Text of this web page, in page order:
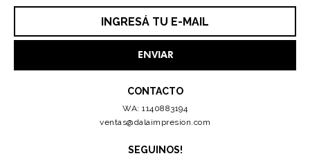
CONTACTO
WA: 1140883194
ventas@dalaimpresion.com
SEGUINOS!